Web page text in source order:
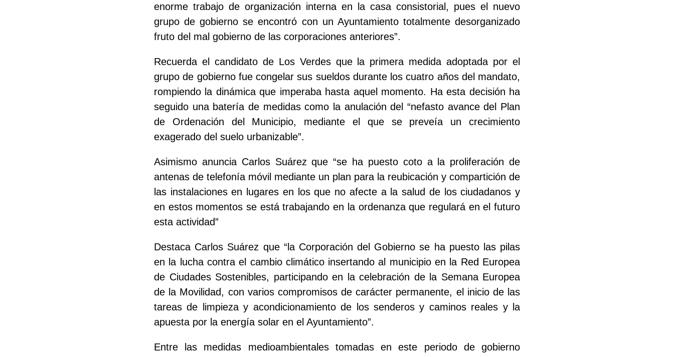
enorme trabajo de organización interna en la casa consistorial, pues el nuevo
grupo de gobierno se encontró con un Ayuntamiento totalmente desorganizado
fruto del mal gobierno de las corporaciones anteriores”.
Recuerda el candidato de Los Verdes que la primera medida adoptada por el
grupo de gobierno fue congelar sus sueldos durante los cuatro años del mandato,
rompiendo la dinámica que imperaba hasta aquel momento. Ha esta decisión ha
seguido una batería de medidas como la anulación del “nefasto avance del Plan
de Ordenación del Municipio, mediante el que se preveía un crecimiento
exagerado del suelo urbanizable”.
Asimismo anuncia Carlos Suárez que “se ha puesto coto a la proliferación de
antenas de telefonía móvil mediante un plan para la reubicación y compartición de
las instalaciones en lugares en los que no afecte a la salud de los ciudadanos y
en estos momentos se está trabajando en la ordenanza que regulará en el futuro
esta actividad”
Destaca Carlos Suárez que “la Corporación del Gobierno se ha puesto las pilas
en la lucha contra el cambio climático insertando al municipio en la Red Europea
de Ciudades Sostenibles, participando en la celebración de la Semana Europea
de la Movilidad, con varios compromisos de carácter permanente, el inicio de las
tareas de limpieza y acondicionamiento de los senderos y caminos reales y la
apuesta por la energía solar en el Ayuntamiento”.
Entre las medidas medioambientales tomadas en este periodo de gobierno